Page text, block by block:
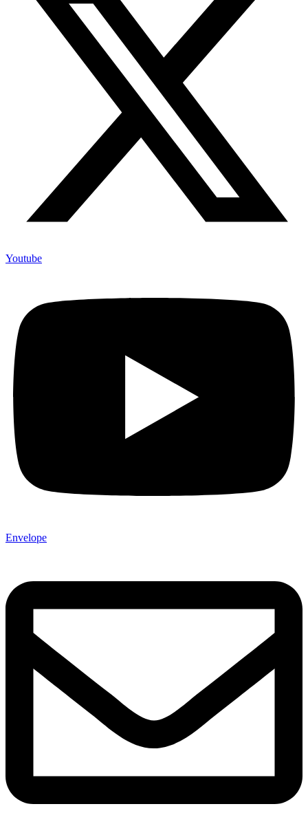
Youtube
Envelope